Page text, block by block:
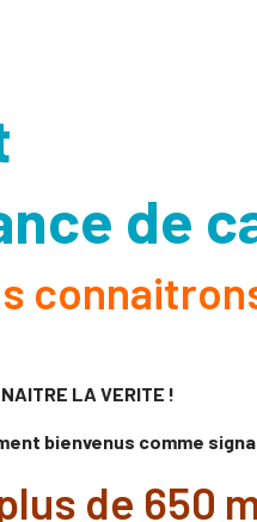
de
LA VERITE !
bienvenus comme
de 650